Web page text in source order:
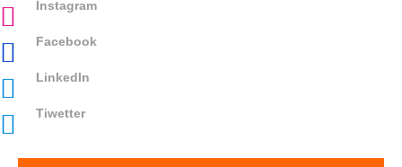
İnstagram
Facebook
LinkedIn
Tiwetter